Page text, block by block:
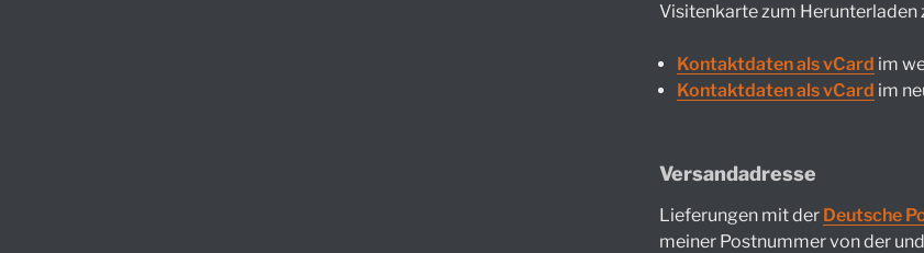
Visitenkarte zum Herunterladen
Kontaktdaten als vCard im
Kontaktdaten als vCard im
Versandadresse
Lieferungen mit der Deutsche
meiner Postnummer von der